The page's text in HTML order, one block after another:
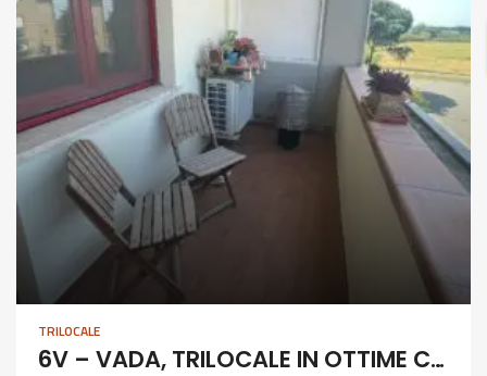
TRILOCALE
6V – VADA, TRILOCALE IN OTTIME CONDIZIONI